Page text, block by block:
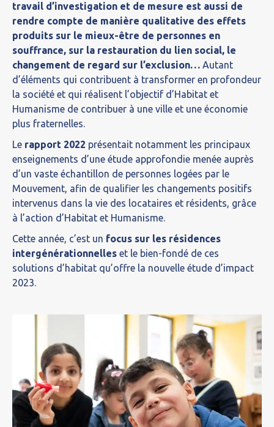
travail d’investigation et de mesure est aussi de
rendre compte de manière qualitative des effets
produits sur le mieux-être de personnes en
souffrance, sur la restauration du lien social, le
changement de regard sur l’exclusion… Autant
d’éléments qui contribuent à transformer en profondeur
la société et qui réalisent l’objectif d’Habitat et
Humanisme de contribuer à une ville et une économie
plus fraternelles.
Le rapport 2022 présentait notamment les principaux
enseignements d’une étude approfondie menée auprès
d’un vaste échantillon de personnes logées par le
Mouvement, afin de qualifier les changements positifs
intervenus dans la vie des locataires et résidents, grâce
à l’action d’Habitat et Humanisme.
Cette année, c’est un focus sur les résidences
intergénérationnelles et le bien-fondé de ces
solutions d’habitat qu’offre la nouvelle étude d’impact
2023.